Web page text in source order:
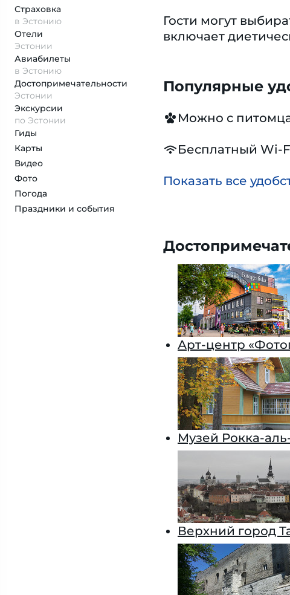
Страховка
в Эстонию
Отели
Эстонии
Авиабилеты
в Эстонию
Достопримеча­тельности
Эстонии
Экскурсии
по Эстонии
Гиды
Карты
Видео
Фото
Погода
Праздники и события
Гости могут
включает
Популярные
Можно с
Бесплатный Wi-
Показать все
Арт-центр
Музей Рокка-
Верхний город